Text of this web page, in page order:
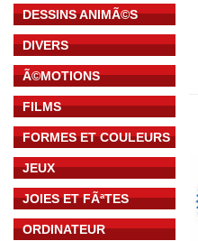
DESSINS ANIMÃ©S
DIVERS
Ã©MOTIONS
FILMS
FORMES ET COULEURS
JEUX
JOIES ET FÃªTES
ORDINATEUR